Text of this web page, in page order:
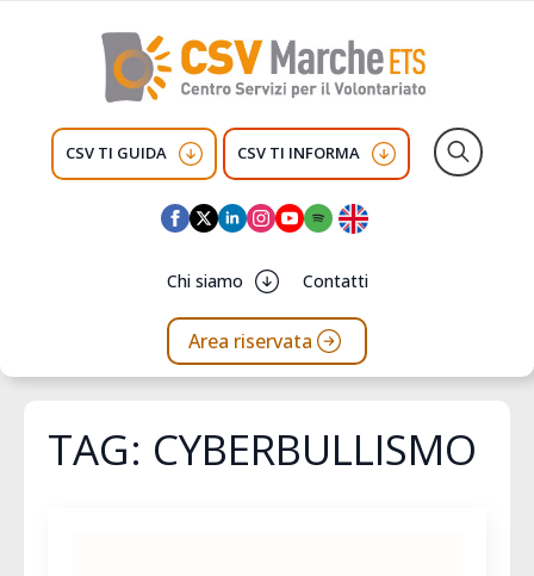
CSV TI GUIDA CSV TI INFORMA
Chi siamo Contatti
Area riservata
TAG: CYBERBULLISMO